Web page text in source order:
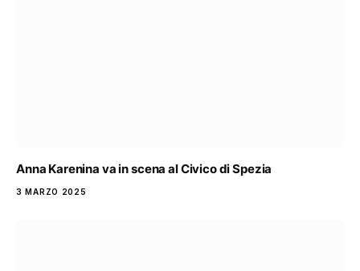
Anna Karenina va in scena al Civico di Spezia
3 MARZO 2025